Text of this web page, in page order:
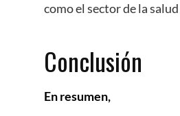
como el sector de la
Conclusión
En resumen,